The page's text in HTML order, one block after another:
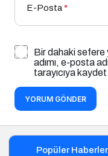
E-Posta*
Bir dahaki sefere
adımı, e-posta
tarayıcıya
YORUM GÖNDER
Popüler Haberler